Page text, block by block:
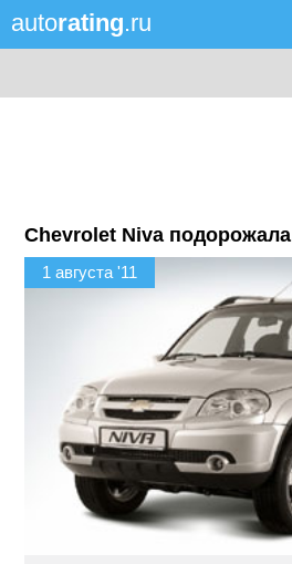
autorating.ru
Chevrolet Niva подорожала
1 августа '11